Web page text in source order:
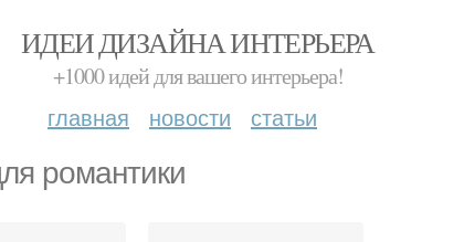
ИДЕИ ДИЗАЙНА ИНТЕРЬЕРА
+1000 идей для вашего интерьера!
главная новости статьи
романтики